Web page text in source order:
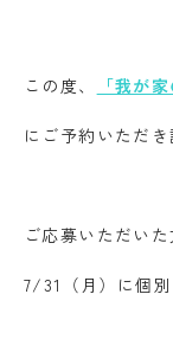
この度、 「我が
にご予約いただ
ご応募いただいた
7/31（月）に個別